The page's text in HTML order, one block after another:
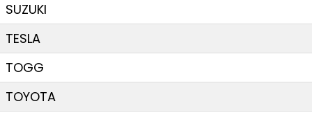
SUZUKI
TESLA
TOGG
TOYOTA